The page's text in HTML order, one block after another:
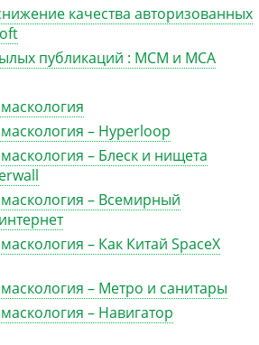
качества авторизованных
публикаций : MCM и MCA
– Hyperloop
– Блеск и нищета
– Всемирный
– Как Китай SpaceX
– Метро и санитары
– Навигатор